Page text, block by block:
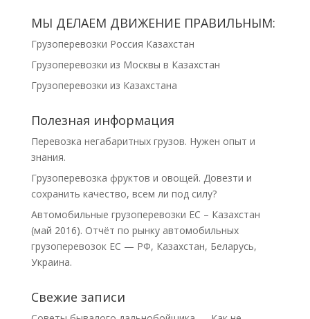
МЫ ДЕЛАЕМ ДВИЖЕНИЕ ПРАВИЛЬНЫМ:
Грузоперевозки Россия Казахстан
Грузоперевозки из Москвы в Казахстан
Грузоперевозки из Казахстана
Полезная информация
Перевозка негабаритных грузов. Нужен опыт и
знания.
Грузоперевозка фруктов и овощей. Довезти и
сохранить качество, всем ли под силу?
Автомобильные грузоперевозки ЕС – Казахстан
(май 2016). Отчёт по рынку автомобильных
грузоперевозок ЕС — РФ, Казахстан, Беларусь,
Украина.
Свежие записи